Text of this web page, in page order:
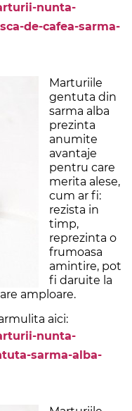
nunta-
de-cafea-sarma-
Marturiile
gentuta din
sarma alba
prezinta
anumite
avantaje
pentru care
merita alese,
cum ar fi:
rezista in
timp,
reprezinta o
frumoasa
amintire, pot
fi daruite la
amploare.
aici:
nunta-
sarma-alba-